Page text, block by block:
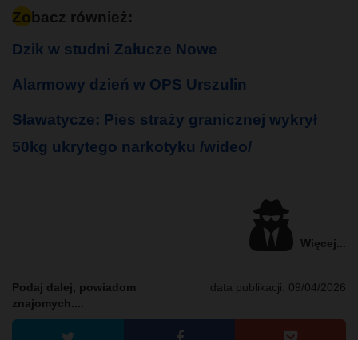
Zobacz również:
Dzik w studni Załucze Nowe
Alarmowy dzień w OPS Urszulin
Sławatycze: Pies straży granicznej wykrył
50kg ukrytego narkotyku /wideo/
Więcej...
data publikacji: 09/04/2026
Podaj dalej, powiadom
znajomych....